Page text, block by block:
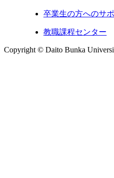
卒業生の方へのサ
教職課程センター
Copyright © Daito Bunka